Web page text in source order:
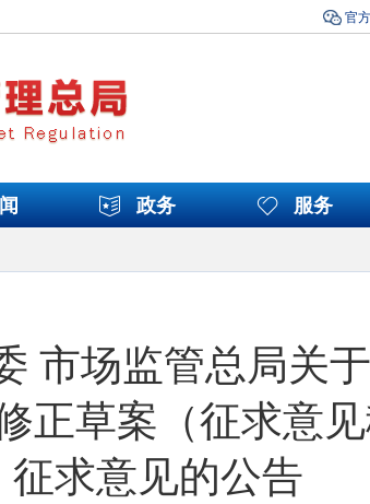
官
政务 服务
市场监管总局关
正草案（征求意
征求意见的公告